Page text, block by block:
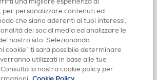
Nero
disponibile
in 30' gratuito:verifica
per personalizzare contenuti ed
che siano aderenti ai tuoi interessi,
dei social media ed analizzare le
nostro sito. Selezionando
cookie” ti sarà possibile determinare
utilizzati in base alle tue
la nostra cookie policy per